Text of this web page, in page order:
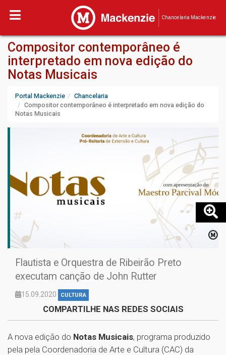
Chancelaria Mackenzie
Compositor contemporâneo é
interpretado em nova edição do
Notas Musicais
Portal Mackenzie
Chancelaria
Compositor contemporâneo é interpretado em nova edição do
Notas Musicais
Flautista e Orquestra de Ribeirão Preto
executam canção de John Rutter
15.09.2020 CULTURA
COMPARTILHE NAS REDES SOCIAIS
A nova edição do Notas Musicais, programa produzido
pela pela Coordenadoria de Arte e Cultura (CAC) da